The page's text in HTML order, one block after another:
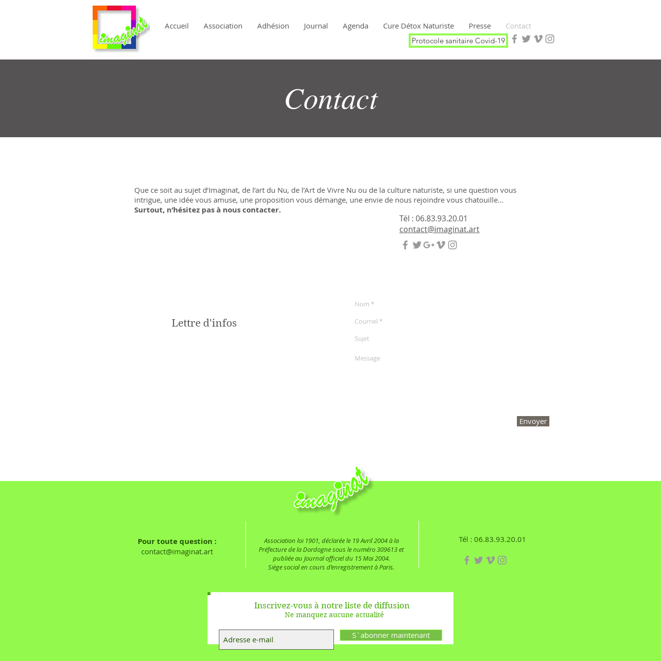
Accueil Association Adhésion Journal Agenda Cure Détox Naturiste Presse Contact
Protocole sanitaire Covid-19
Contact
Que ce soit au sujet d’Imaginat, de l’art du Nu, de l’Art de Vivre Nu ou de la culture naturiste, si une question vous
intrigue, une idée vous amuse, une proposition vous démange, une envie de nous rejoindre vous chatouille…
Surtout, n’hésitez pas à nous contacter.
Tél : 06.83.93.20.01
contact@imaginat.art
Lettre d'infos
Envoyer
Pour toute question :
contact@imaginat.art
Association loi 1901, déclarée le 19 Avril 2004 à la
Préfecture de la Dordogne sous le numéro 309613 et
publiée au Journal officiel du 15 Mai 2004.
Siège social en cours d’enregistrement à Paris.
Tél : 06.83.93.20.01
Inscrivez-vous à notre liste de diffusion
Ne manquez aucune actualité
S`abonner maintenant